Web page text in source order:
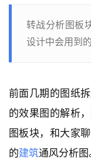
转战分析图板
设计中会用到
前面几期的图纸
的效果图的解析
图板块，和大家
的建筑通风分析图